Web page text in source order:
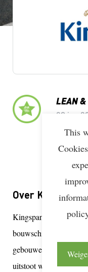
Lean & Green
LEAN &
03 jun
LEAN &
Over Kingspan
Kingspan is een
bouwschiloplossingen
gebouwen. We
uitstoot waarin het
This